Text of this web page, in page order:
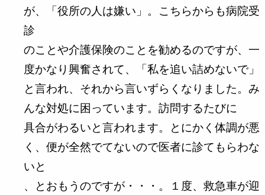
が、「役所の人は嫌い」。こちらからも病院受
診
のことや介護保険のことを勧めるのですが、一
度かなり興奮されて、「私を追い詰めないで」
と言われ、それから言いずらくなりました。み
んな対処に困っています。訪問するたびに
具合がわるいと言われます。とにかく体調が悪
く、便が全然でてないので医者に診てもらわな
いと
、とおもうのですが・・・。１度、救急車が迎